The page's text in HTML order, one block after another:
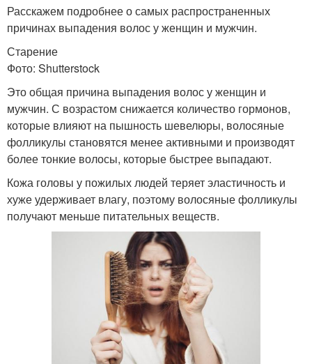
Расскажем подробнее о самых распространенных
причинах выпадения волос у женщин и мужчин.
Старение
Фото: Shutterstock
Это общая причина выпадения волос у женщин и
мужчин. С возрастом снижается количество гормонов,
которые влияют на пышность шевелюры, волосяные
фолликулы становятся менее активными и производят
более тонкие волосы, которые быстрее выпадают.
Кожа головы у пожилых людей теряет эластичность и
хуже удерживает влагу, поэтому волосяные фолликулы
получают меньше питательных веществ.